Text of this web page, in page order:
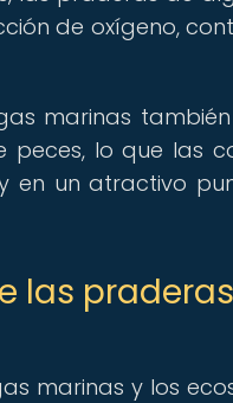
de oxígeno,
marinas
peces, lo que las
en un atractivo
las
marinas y los